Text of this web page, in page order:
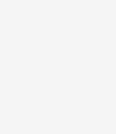
전문 스태프가 실물 상품을 직접
수령 후 7일 이내 신청하시면 상품
네, 쿠폰과 적립금을 결제 시 함께
클래식의 정수를 담은 디올 아무르